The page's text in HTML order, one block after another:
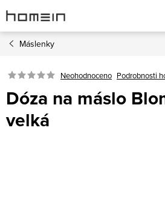
na
obsah
Máslenky
Neohodnoceno Podrobnosti
Dóza na máslo
velká